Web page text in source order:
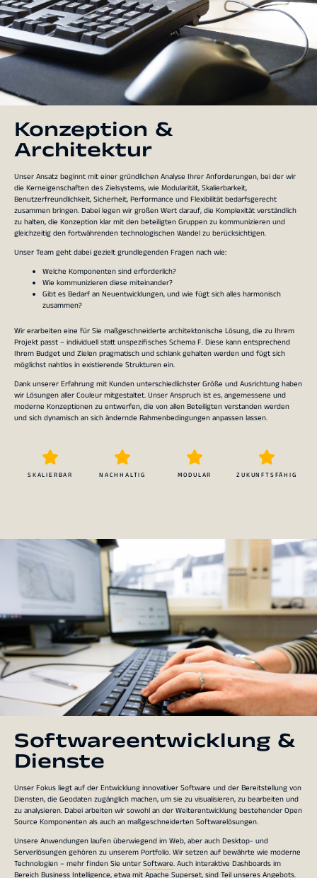
Konzeption &
Architektur
Unser Ansatz beginnt mit einer gründlichen Analyse Ihrer Anforderungen, bei der wir
die Kerneigenschaften des Zielsystems, wie Modularität, Skalierbarkeit,
Benutzerfreundlichkeit, Sicherheit, Performance und Flexibilität bedarfsgerecht
zusammen bringen. Dabei legen wir großen Wert darauf, die Komplexität verständlich
zu halten, die Konzeption klar mit den beteiligten Gruppen zu kommunizieren und
gleichzeitig den fortwährenden technologischen Wandel zu berücksichtigen.
Unser Team geht dabei gezielt grundlegenden Fragen nach wie:
Welche Komponenten sind erforderlich?
Wie kommunizieren diese miteinander?
Gibt es Bedarf an Neuentwicklungen, und wie fügt sich alles harmonisch
zusammen?
Wir erarbeiten eine für Sie maßgeschneiderte architektonische Lösung, die zu Ihrem
Projekt passt – individuell statt unspezifisches Schema F. Diese kann entsprechend
Ihrem Budget und Zielen pragmatisch und schlank gehalten werden und fügt sich
möglichst nahtlos in existierende Strukturen ein.
Dank unserer Erfahrung mit Kunden unterschiedlichster Größe und Ausrichtung haben
wir Lösungen aller Couleur mitgestaltet. Unser Anspruch ist es, angemessene und
moderne Konzeptionen zu entwerfen, die von allen Beteiligten verstanden werden
und sich dynamisch an sich ändernde Rahmenbedingungen anpassen lassen.
SKALIERBAR NACHHALTIG MODULAR ZUKUNFTSFÄHIG
Softwareentwicklung &
Dienste
Unser Fokus liegt auf der Entwicklung innovativer Software und der Bereitstellung von
Diensten, die Geodaten zugänglich machen, um sie zu visualisieren, zu bearbeiten und
zu analysieren. Dabei arbeiten wir sowohl an der Weiterentwicklung bestehender Open
Source Komponenten als auch an maßgeschneiderten Softwarelösungen.
Unsere Anwendungen laufen überwiegend im Web, aber auch Desktop- und
Serverlösungen gehören zu unserem Portfolio. Wir setzen auf bewährte wie moderne
Technologien – mehr finden Sie unterSoftware. Auch interaktive Dashboards im
Bereich Business Intelligence, etwa mitApache Superset, sind Teil unseres Angebots.